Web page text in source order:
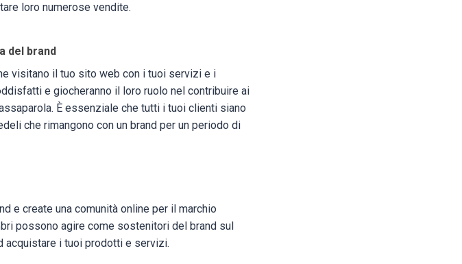
loro numerose vendite.
del brand
visitano il tuo sito web con i tuoi servizi e i
e giocheranno il loro ruolo nel contribuire ai
È essenziale che tutti i tuoi clienti siano
che rimangono con un brand per un periodo di
e create una comunità online per il marchio
possono agire come sostenitori del brand sul
i tuoi prodotti e servizi.